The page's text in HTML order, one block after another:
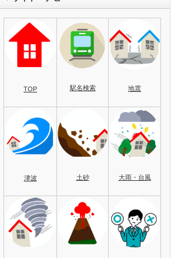
TOP 駅名検索 地震
津波 土砂 大雨・台風